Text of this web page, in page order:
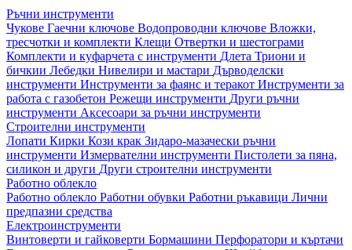
Ръчни инструменти
Чукове Гаечни ключове Водопроводни ключове Вложки,
тресчотки и комплекти Клещи Отвертки и шестограми
Комплекти и куфарчета с инструменти Длета Триони и
бичкии Лебедки Нивелири и мастари Дърводелски
инструменти Инструменти за фаянс и теракот Инструменти за
работа с газобетон Режещи инструменти Други ръчни
инструменти Аксесоари за ръчни инструменти
Строителни инструменти
Лопати Кирки Кози крак Зидаро-мазачески ръчни
инструменти Измервателни инструменти Пистолети за пяна,
силикон и други Други строителни инструменти
Работно облекло
Работно облекло Работни обувки Работни ръкавици Лични
предпазни средства
Електроинструменти
Винтоверти и гайковерти Бормашини Перфоратори и къртачи